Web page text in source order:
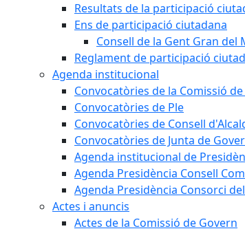
Resultats de la participació
Ens de participació ciutadana
Consell de la Gent Gran del
Reglament de participació
Agenda institucional
Convocatòries de la Comissió
Convocatòries de Ple
Convocatòries de Consell
Convocatòries de Junta de
Agenda institucional de
Agenda Presidència Consell
Agenda Presidència Consorci
Actes i anuncis
Actes de la Comissió de Govern